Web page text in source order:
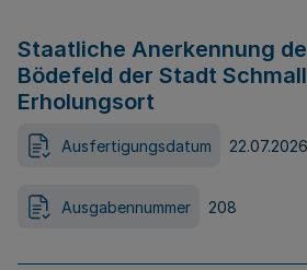
Staatliche Anerkennung
Bödefeld der Stadt
Erholungsort
Ausfertigungsdatum 22.07.2026
Ausgabennummer 208